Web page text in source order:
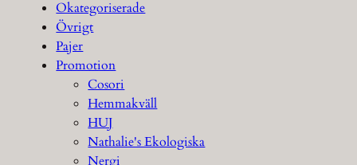
Okategoriserade
Övrigt
Pajer
Promotion
Cosori
Hemmakväll
HUJ
Nathalie's Ekologiska
Nergi